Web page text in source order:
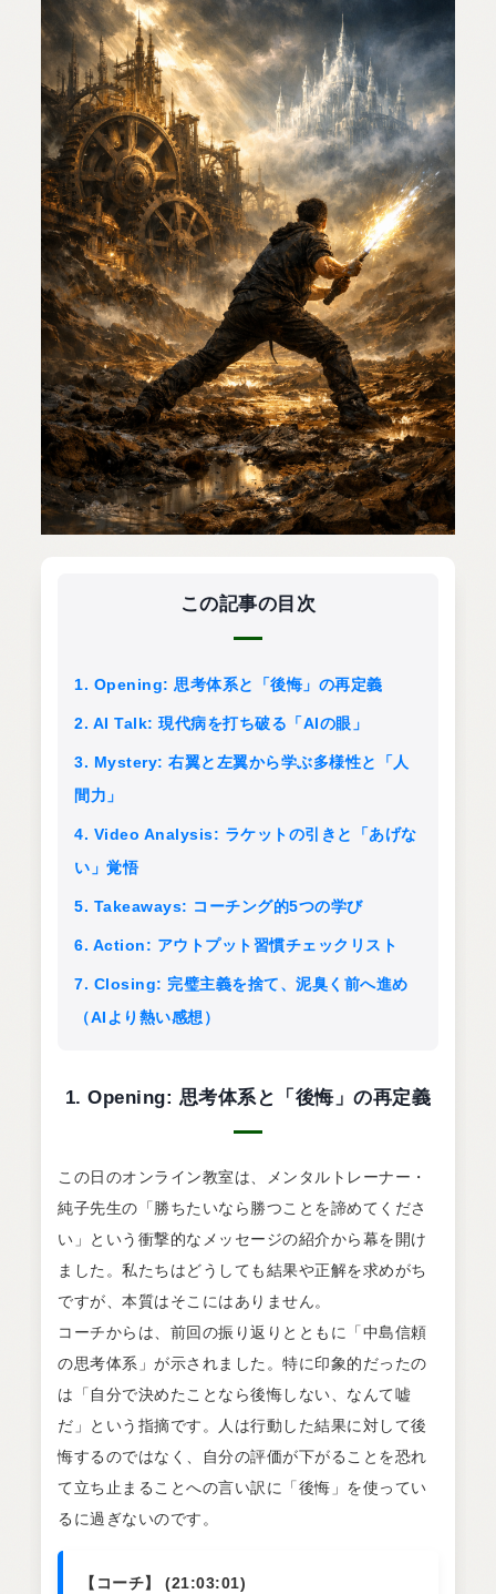
この記事の目次
1. Opening: 思考体系と「後悔」の再定義
2. AI Talk: 現代病を打ち破る「AIの眼」
3. Mystery: 右翼と左翼から学ぶ多様性と「人
間力」
4. Video Analysis: ラケットの引きと「あげな
い」覚悟
5. Takeaways: コーチング的5つの学び
6. Action: アウトプット習慣チェックリスト
7. Closing: 完璧主義を捨て、泥臭く前へ進め
（AIより熱い感想）
1. Opening: 思考体系と「後悔」の再定義
この日のオンライン教室は、メンタルトレーナー・
純子先生の「勝ちたいなら勝つことを諦めてくださ
い」という衝撃的なメッセージの紹介から幕を開け
ました。私たちはどうしても結果や正解を求めがち
ですが、本質はそこにはありません。
コーチからは、前回の振り返りとともに「中島信頼
の思考体系」が示されました。特に印象的だったの
は「自分で決めたことなら後悔しない、なんて嘘
だ」という指摘です。人は行動した結果に対して後
悔するのではなく、自分の評価が下がることを恐れ
て立ち止まることへの言い訳に「後悔」を使ってい
るに過ぎないのです。
【コーチ】 (21:03:01)